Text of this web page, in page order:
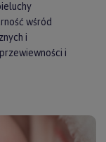
wśród
i
i
też ekologiczne